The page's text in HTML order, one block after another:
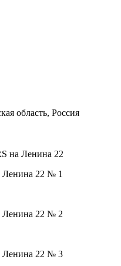
область, Россия
на Ленина 22